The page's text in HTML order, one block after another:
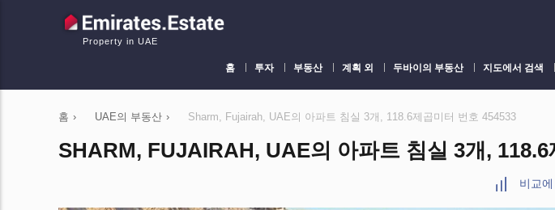
Property in UAE
홈 투자 부동산 계획 외 두바이의 부동산 지도에서 검색
홈 › UAE의 부동산 › Sharm, Fujairah, UAE의 아파트 침실 3개, 118.6제곱미터 번호 454533
SHARM, FUJAIRAH, UAE의 아파트 침실 3개,
비교